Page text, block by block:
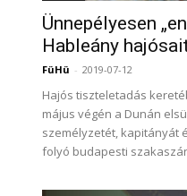
Ünnepélyesen
Hableány
FüHü - 2019-07-12
Hajós tiszteletadás
május végén a Dunán
személyzetét, kapitányát
folyó budapesti